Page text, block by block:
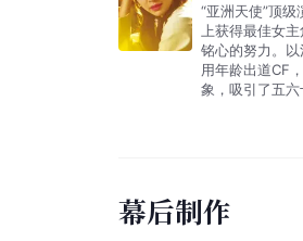
“亚洲天使”顶
上获得最佳女
铭心的努力。
用年龄出道CF
象，吸引了五
幕后制作